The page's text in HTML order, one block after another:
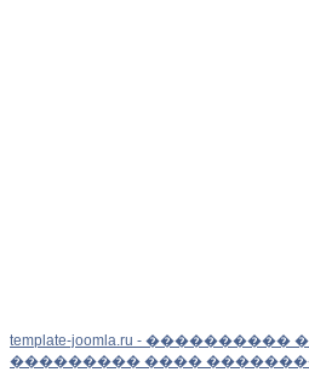
template-joomla.ru - ����������
��������� ����